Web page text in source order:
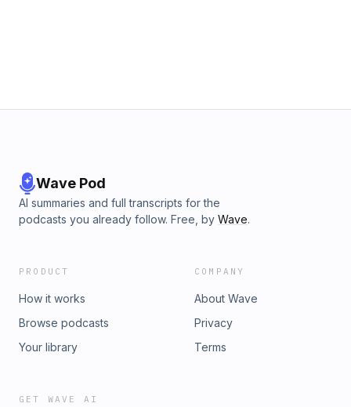
Wave Pod
AI summaries and full transcripts for the
podcasts you already follow. Free, by Wave.
PRODUCT
How it works
Browse podcasts
Your library
COMPANY
About Wave
Privacy
Terms
GET WAVE AI